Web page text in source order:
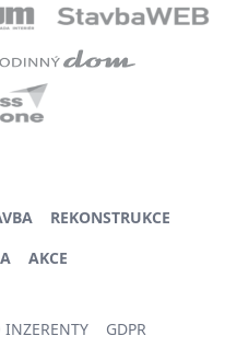
REKONSTRUKCE
AKCE
INZERENTY GDPR